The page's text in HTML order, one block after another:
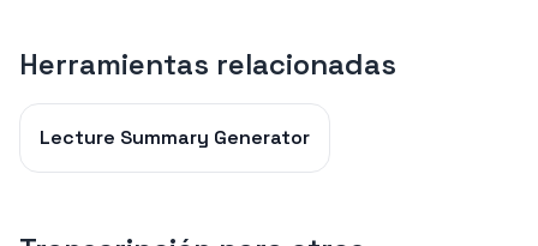
Herramientas relacionadas
Lecture Summary Generator